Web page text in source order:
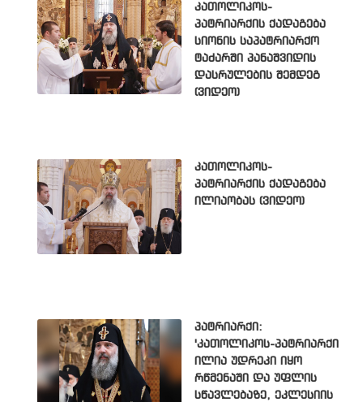
კათოლიკოს-
პატრიარქის ქადაგება
სიონის საპატრიარქო
ტაძარში პანაშვიდის
დასრულების შემდეგ
(ვიდეო)
კათოლიკოს-
პატრიარქის ქადაგება
ილიაობას (ვიდეო)
პატრიარქი:
'კათოლიკოს-პატრიარქი
ილია უდრეკი იყო
რწმენაში და უფლის
სწავლებაზე, ეკლესიის